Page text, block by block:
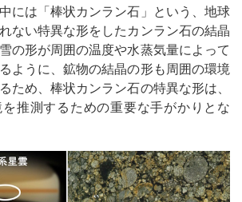
には「棒状カンラン石」という、地球
ない特異な形をしたカンラン石の結晶
の形が周囲の温度や水蒸気量によって
ように、鉱物の結晶の形も周囲の環境
ため、棒状カンラン石の特異な形は、
推測するための重要な手がかりとな